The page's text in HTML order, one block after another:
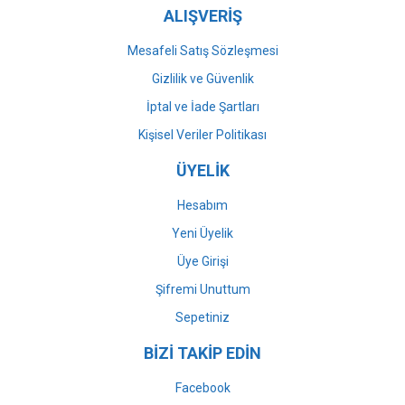
ALIŞVERİŞ
Mesafeli Satış Sözleşmesi
Gizlilik ve Güvenlik
İptal ve İade Şartları
Kişisel Veriler Politikası
ÜYELİK
Hesabım
Yeni Üyelik
Üye Girişi
Şifremi Unuttum
Sepetiniz
BİZİ TAKİP EDİN
Facebook